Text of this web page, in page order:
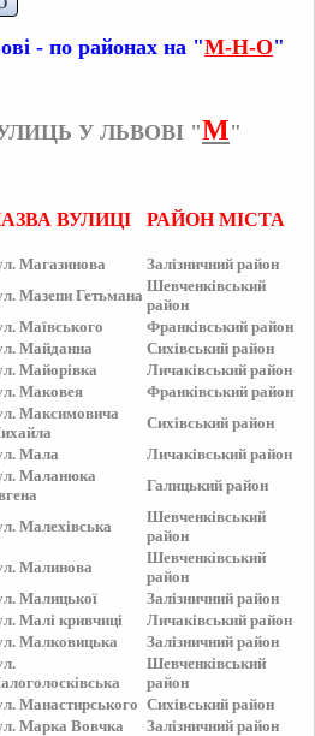
- по районах на "М-Н-О"
У ЛЬВОВІ "М"
ВУЛИЦІ РАЙОН МІСТА
Магазинова
Залізничний район
Мазепи Гетьмана
Шевченківський
район
Маївського Франківський район
Майданна Сихівський район
Майорівка Личаківський район
Маковея Франківський район
Максимовича
Сихівський район
Мала Личаківський район
Маланюка
Галицький район
Малехівська
Шевченківський
район
Малинова
Шевченківський
район
Малицької Залізничний район
Малі кривчиці Личаківський район
Малковицька Залізничний район
Шевченківський
район
Манастирського Сихівський район
Марка Вовчка Залізничний район